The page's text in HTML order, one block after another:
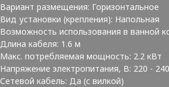
Вариант размещения: Горизонтальное
Вид установки (крепления): Напольная
Возможность использования в ванной
Длина кабеля: 1.6 м
Макс. потребляемая мощность: 2.2 кВт
Напряжение электропитания, В: 220 -
Сетевой кабель: Да (с вилкой)